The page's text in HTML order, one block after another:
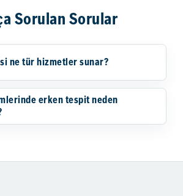
Sorulan Sorular
ne tür hizmetler sunar?
erken tespit neden